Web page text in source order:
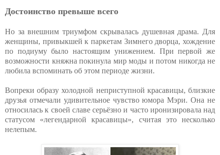
Достоинство превыше всего
Но за внешним триумфом скрывалась душевная драма. Для
женщины, привыкшей к паркетам Зимнего дворца, хождение
по подиуму было настоящим унижением. При первой же
возможности княжна покинула мир моды и потом никогда не
любила вспоминать об этом периоде жизни.
Вопреки образу холодной неприступной красавицы, близкие
друзья отмечали удивительное чувство юмора Мэри. Она не
относилась к своей славе серьёзно и часто иронизировала над
статусом «легендарной красавицы», считая это несколько
нелепым.